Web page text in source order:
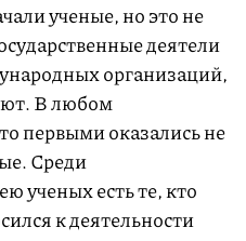
ученые, но это не
деятели
организаций,
В любом
первыми оказались не
Среди
ученых есть те, кто
к деятельности